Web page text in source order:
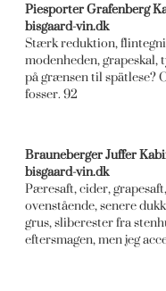
Piesporter Grafenberg
bisgaard-vin.dk
Stærk reduktion,
modenheden,
på grænsen til spätlese?
fosser. 92
Brauneberger Juffer
bisgaard-vin.dk
Pæresaft, cider,
ovenstående, senere
grus, sliberester fra
eftersmagen, men jeg